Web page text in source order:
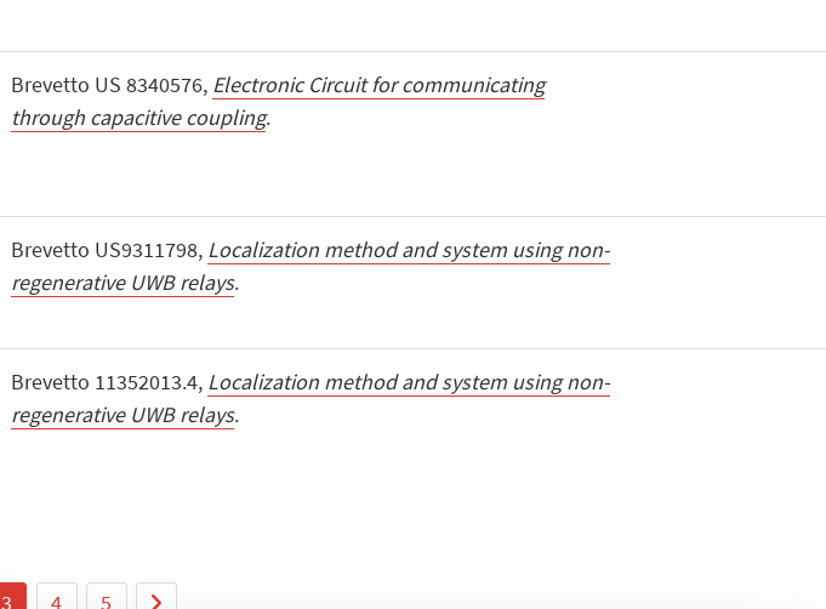
Brevetto US 8340576, Electronic Circuit for communicating
through capacitive coupling.
Brevetto US9311798, Localization method and system using non-
regenerative UWB relays.
Brevetto 11352013.4, Localization method and system using non-
regenerative UWB relays.
3 4 5